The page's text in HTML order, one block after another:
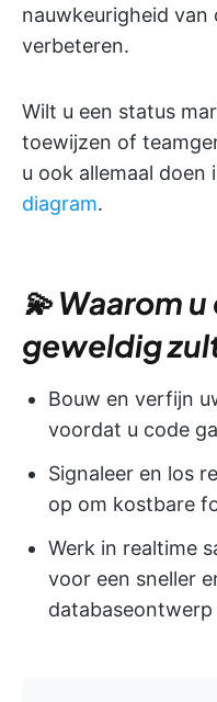
nauwkeurigheid
verbeteren.
Wilt u een status
toewijzen of
u ook allemaal doen
diagram.
💫 Waarom
geweldig
Bouw en verfijn
voordat u code
Signaleer en los
op om kostbare
Werk in realtime
voor een sneller
databaseontwerp